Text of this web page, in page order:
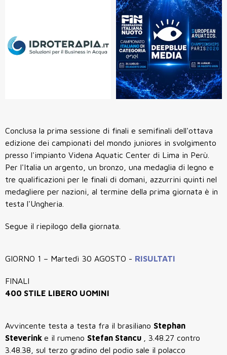
Conclusa la prima sessione di finali e semifinali dell'ottava
edizione dei campionati del mondo juniores in svolgimento
presso l'impianto Videna Aquatic Center di Lima in Perù.
Per l'Italia un argento, un bronzo, una medaglia di legno e
tre qualificazioni per le finali di domani, azzurrini quinti nel
medagliere per nazioni, al termine della prima giornata è in
testa l'Ungheria.
Segue il riepilogo della giornata.
GIORNO 1 – Martedì 30 AGOSTO - RISULTATI
FINALI
400 STILE LIBERO UOMINI
Avvincente testa a testa fra il brasiliano Stephan
Steverink e il rumeno Stefan Stancu
, 3.48.27 contro
3.48.38, sul terzo gradino del podio sale il polacco